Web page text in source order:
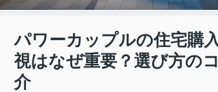
パワーカップルの住宅購
視はなぜ重要？選び方の
介